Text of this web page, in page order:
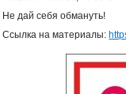
Не дай себя обмануть!
Ссылка на материалы: